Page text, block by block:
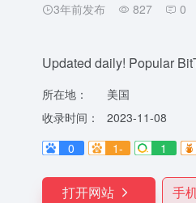
3年前发布 827 0
Updated daily! Popular
所在地：
美国
收录时间：
2023-11-08
0
1- 1
打开网站 手